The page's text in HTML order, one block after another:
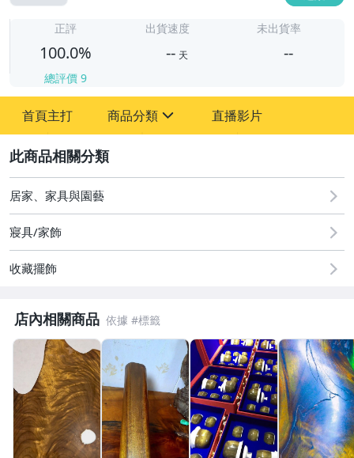
正評
100.0%
總評價 9
出貨速度
-- 天
未出貨率
--
首頁主打 商品分類
圖書/影音/文具
古董、藝術與礦石
偶像、球員卡與郵幣
女裝與服飾配件
手錶與飾品配件
女包精品與女鞋
相機、攝影與周邊
運動、戶外與休閒
直播影片
居家、家具與園藝
寢具/家飾
收藏擺飾
店內相關商品